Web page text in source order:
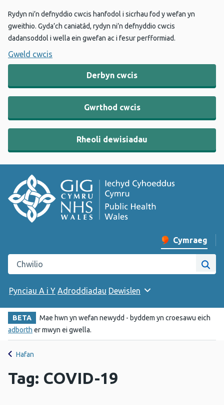
Rydyn ni’n defnyddio cwcis hanfodol i sicrhau fod y wefan yn
gweithio. Gyda’ch caniatâd, rydyn ni’n defnyddio cwcis
dadansoddol i wella ein gwefan ac i fesur perfformiad.
Gweld cwcis
Derbyn cwcis
Gwrthod cwcis
Rheoli dewisiadau
Newid iaith y
Cymraeg
Chwilio gwefan Iechyd Cyhoeddus Cymru
Pynciau A i Y Adroddiadau Dewislen
BETA
Mae hwn yn wefan newydd - byddem yn croesawu eich
adborth er mwyn ei gwella.
Hafan
Tag: COVID-19